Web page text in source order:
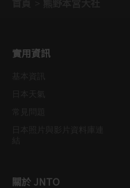
實用資訊
關於 JNTO